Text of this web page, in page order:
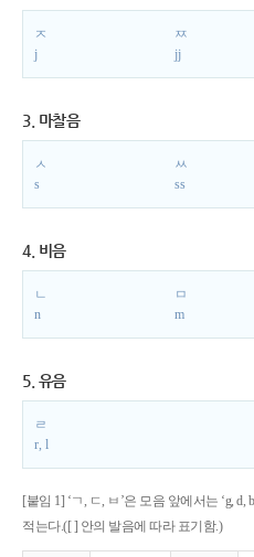
ㅈ
j
ㅉ
jj
3. 마찰음
ㅅ
s
ㅆ
ss
4. 비음
ㄴ
n
ㅁ
m
5. 유음
ㄹ
r, l
[붙임 1] ‘ㄱ, ㄷ, ㅂ’은 모음 앞에서는 ‘g, d,
적는다.([ ] 안의 발음에 따라 표기함.)